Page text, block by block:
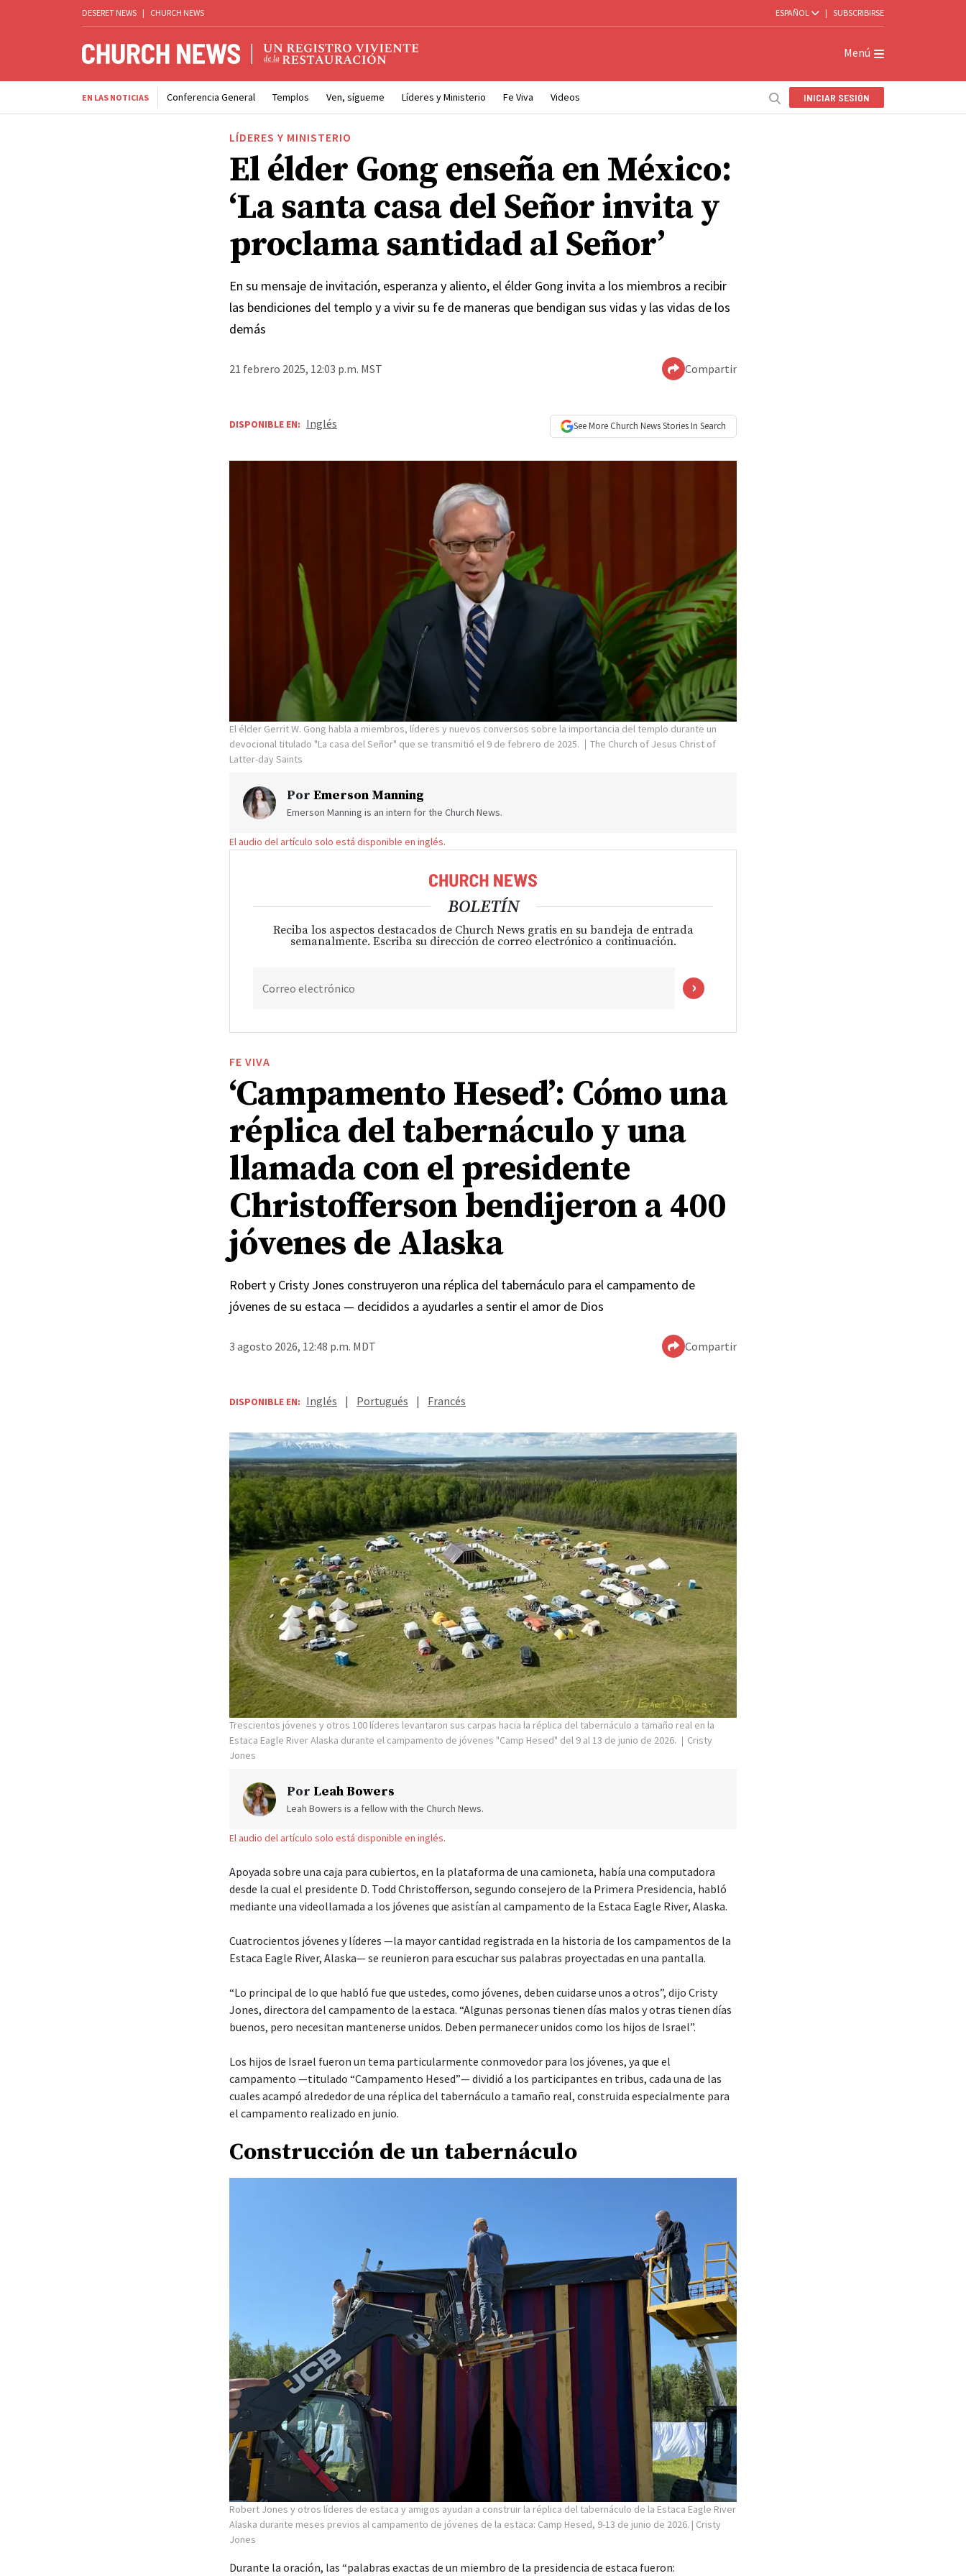
DESERET NEWS | CHURCH NEWS ESPAÑOL | SUBSCRIBIRSE
Menú
EN LAS NOTICIAS Conferencia General Templos Ven, sígueme Líderes y Ministerio Fe Viva Videos INICIAR SESIÓN
LÍDERES Y MINISTERIO
El élder Gong enseña en México:
‘La santa casa del Señor invita y
proclama santidad al Señor’
En su mensaje de invitación, esperanza y aliento, el élder Gong invita a los miembros a recibir
las bendiciones del templo y a vivir su fe de maneras que bendigan sus vidas y las vidas de los
demás
21 febrero 2025, 12:03 p.m. MST Compartir
DISPONIBLE EN: Inglés See More Church NewsStories In Search
El élder Gerrit W. Gong habla a miembros, líderes y nuevos conversos sobre la importancia del templo durante un
devocional titulado "La casa del Señor" que se transmitió el 9 de febrero de 2025.
The Church of Jesus Christ of
Latter-day Saints
Por Emerson Manning
Emerson Manning is an intern for the Church News.
El audio del artículo solo está disponible en inglés.
BOLETÍN
Reciba los aspectos destacados de Church News gratis en su bandeja de entrada
semanalmente. Escriba su dirección de correo electrónico a continuación.
Correo electrónico
FE VIVA
‘Campamento Hesed’: Cómo una
réplica del tabernáculo y una
llamada con el presidente
Christofferson bendijeron a 400
jóvenes de Alaska
Robert y Cristy Jones construyeron una réplica del tabernáculo para el campamento de
jóvenes de su estaca — decididos a ayudarles a sentir el amor de Dios
3 agosto 2026, 12:48 p.m. MDT Compartir
DISPONIBLE EN: Inglés | Portugués | Francés
Trescientos jóvenes y otros 100 líderes levantaron sus carpas hacia la réplica del tabernáculo a tamaño real en la
Estaca Eagle River Alaska durante el campamento de jóvenes "Camp Hesed" del 9 al 13 de junio de 2026.
Cristy
Jones
Por Leah Bowers
Leah Bowers is a fellow with the Church News.
El audio del artículo solo está disponible en inglés.
Apoyada sobre una caja para cubiertos, en la plataforma de una camioneta, había una computadora
desde la cual el presidente D. Todd Christofferson, segundo consejero de la Primera Presidencia, habló
mediante una videollamada a los jóvenes que asistían al campamento de la Estaca Eagle River, Alaska.
Cuatrocientos jóvenes y líderes —la mayor cantidad registrada en la historia de los campamentos de la
Estaca Eagle River, Alaska— se reunieron para escuchar sus palabras proyectadas en una pantalla.
“Lo principal de lo que habló fue que ustedes, como jóvenes, deben cuidarse unos a otros”, dijo Cristy
Jones, directora del campamento de la estaca. “Algunas personas tienen días malos y otras tienen días
buenos, pero necesitan mantenerse unidos. Deben permanecer unidos como los hijos de Israel”.
Los hijos de Israel fueron un tema particularmente conmovedor para los jóvenes, ya que el
campamento —titulado “Campamento Hesed”— dividió a los participantes en tribus, cada una de las
cuales acampó alrededor de una réplica del tabernáculo a tamaño real, construida especialmente para
el campamento realizado en junio.
Construcción de un tabernáculo
Robert Jones y otros líderes de estaca y amigos ayudan a construir la réplica del tabernáculo de la Estaca Eagle River
Alaska durante meses previos al campamento de jóvenes de la estaca: Camp Hesed, 9-13 de junio de 2026. | Cristy
Jones
Durante la oración, las “palabras exactas de un miembro de la presidencia de estaca fueron: